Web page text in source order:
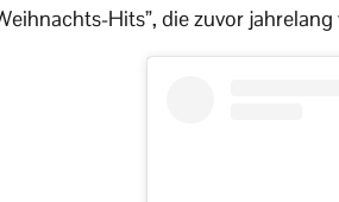
Hits”, die zuvor jahrelang